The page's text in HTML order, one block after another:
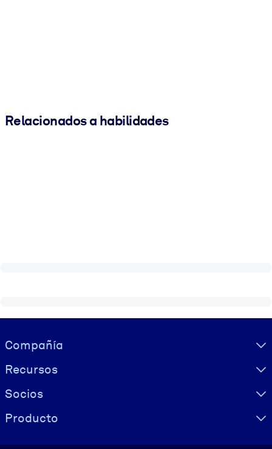
Relacionados a habilidades
Visually hidden Text
Compañía
Recursos
Socios
Producto